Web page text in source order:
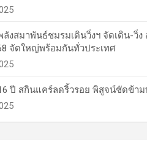
ลังสมาพันธ์ชมรมเดินวิ่งฯ จัดเดิน-วิ่ง
จัดใหญ่พร้อมกันทั่วประเทศ
ปี สกินแคร์ลดริ้วรอย พิสูจน์ชัดข้า